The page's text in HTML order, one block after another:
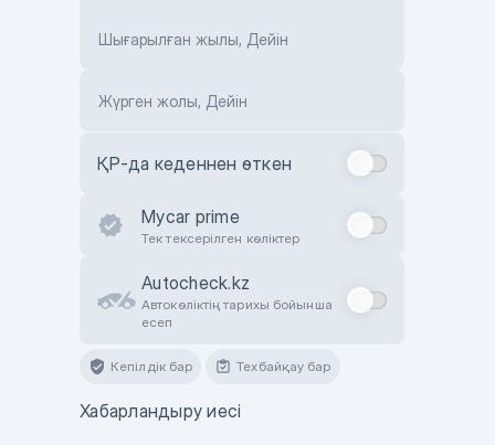
Шығарылған жылы, Дейін
Жүрген жолы, Дейін
ҚР-да кеденнен өткен
Mycar prime
Тек тексерілген көліктер
Autocheck.kz
Автокөліктің тарихы бойынша
есеп
Кепілдік бар Техбайқау бар
Хабарландыру иесі